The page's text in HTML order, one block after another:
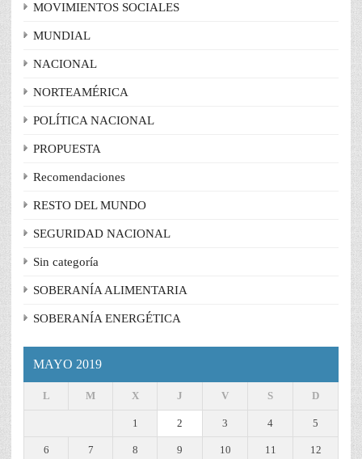
MOVIMIENTOS SOCIALES
MUNDIAL
NACIONAL
NORTEAMÉRICA
POLÍTICA NACIONAL
PROPUESTA
Recomendaciones
RESTO DEL MUNDO
SEGURIDAD NACIONAL
Sin categoría
SOBERANÍA ALIMENTARIA
SOBERANÍA ENERGÉTICA
MAYO 2019
L M X J V S D
1 2 3 4 5
6 7 8 9 10 11 12